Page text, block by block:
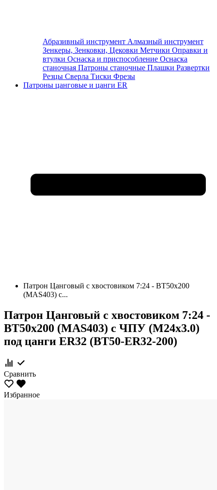
Абразивный инструмент Алмазный инструмент
Зенкеры, Зенковки, Цековки Метчики Оправки и
втулки Оснаска и приспособление Оснаска
станочная Патроны станочные Плашки Развертки
Резцы Сверла Тиски Фрезы
Патроны цанговые и цанги ER
Патрон Цанговый с хвостовиком 7:24 - BT50х200
(MAS403) c...
Патрон Цанговый с хвостовиком 7:24 -
BT50х200 (MAS403) c ЧПУ (М24х3.0)
под цанги ЕR32 (BT50-ER32-200)
Сравнить
Избранное